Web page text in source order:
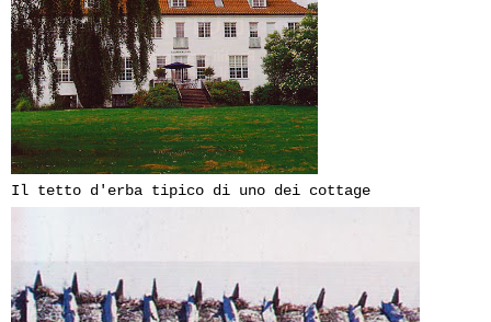
Il tetto d'erba tipico di uno dei cottage